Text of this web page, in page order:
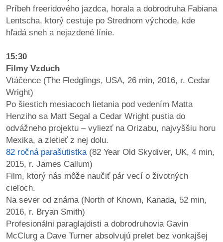
Príbeh freeridového jazdca, horala a dobrodruha Fabiana
Lentscha, ktorý cestuje po Strednom východe, kde
hľadá sneh a nejazdené línie.
15:30
Filmy Vzduch
Vtáčence (The Fledglings, USA, 26 min, 2016, r. Cedar
Wright)
Po šiestich mesiacoch lietania pod vedením Matta
Henziho sa Matt Segal a Cedar Wright pustia do
odvážneho projektu – vyliezť na Orizabu, najvyššiu horu
Mexika, a zletieť z nej dolu.
82 ročná parašutistka (82 Year Old Skydiver, UK, 4 min,
2015, r. James Callum)
Film, ktorý nás môže naučiť pár vecí o životných
cieľoch.
Na sever od známa (North of Known, Kanada, 52 min,
2016, r. Bryan Smith)
Profesionálni paraglajdisti a dobrodruhovia Gavin
McClurg a Dave Turner absolvujú prelet bez vonkajšej